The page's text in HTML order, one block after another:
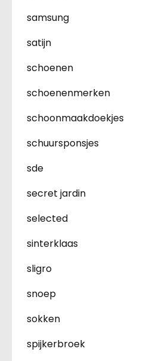
samsung
satijn
schoenen
schoenenmerken
schoonmaakdoekjes
schuursponsjes
sde
secret jardin
selected
sinterklaas
sligro
snoep
sokken
spijkerbroek